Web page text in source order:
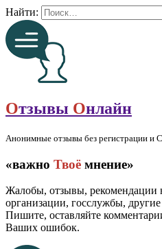
Найти:
Отзывы Онлайн
Анонимные отзывы без регистрации и
«важно Твоё мнение»
Жалобы, отзывы, рекомендации
организации, госслужбы,
Пишите, оставляйте
Ваших ошибок.